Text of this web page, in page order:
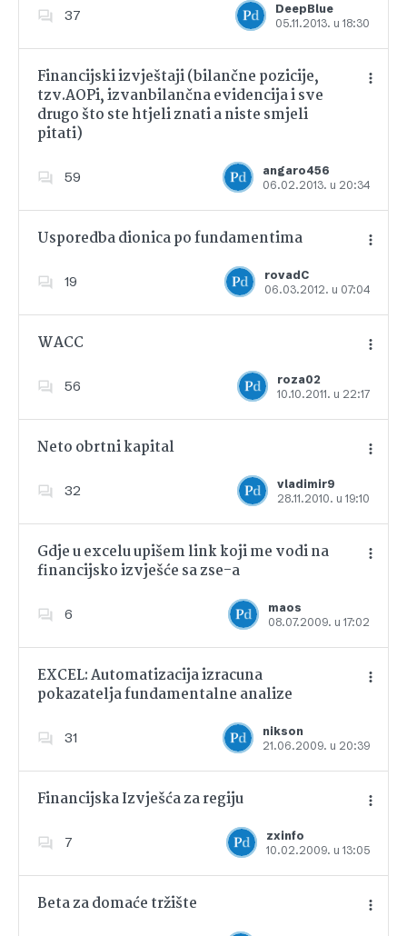
37
DeepBlue
05.11.2013. u 18:30
Dodajte u favorite
Financijski izvještaji (bilančne pozicije,
tzv.AOPi, izvanbilančna evidencija i sve
drugo što ste htjeli znati a niste smjeli
pitati)
59
angaro456
06.02.2013. u 20:34
Usporedba dionica po fundamentima
19
rovadC
06.03.2012. u 07:04
Dodajte u favorite
WACC
56
roza02
10.10.2011. u 22:17
Dodajte u favorite
Neto obrtni kapital
32
vladimir9
28.11.2010. u 19:10
Dodajte u favorite
Gdje u excelu upišem link koji me vodi na
financijsko izvješće sa zse-a
6
maos
08.07.2009. u 17:02
Dodajte u favorite
EXCEL: Automatizacija izracuna
pokazatelja fundamentalne analize
31
nikson
21.06.2009. u 20:39
Dodajte u favorite
Financijska Izvješća za regiju
7
zxinfo
10.02.2009. u 13:05
Dodajte u favorite
Beta za domaće tržište